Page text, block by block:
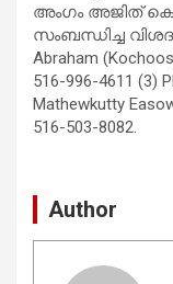
അംഗം അജിത്
സംബന്ധിച്ച
Abraham
516-996-4611 (3)
Mathewkutty
516-503-8082.
Author